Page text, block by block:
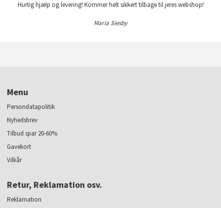
Hurtig hjælp og levering! Kommer helt sikkert tilbage til jeres webshop!
Maria Siesby
Menu
Persondatapolitik
Nyhedsbrev
Tilbud spar 20-60%
Gavekort
Vilkår
Retur, Reklamation osv.
Reklamation